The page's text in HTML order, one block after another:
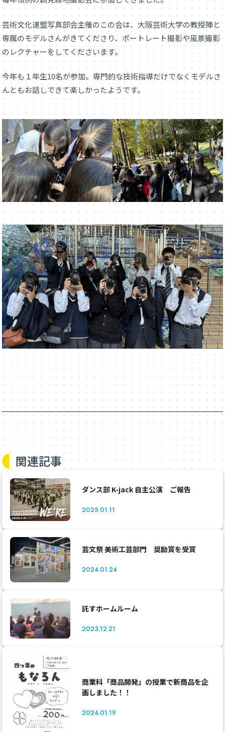
芸術文化連盟写真部会主催のこの会は、大阪芸術大学の教授陣と
専属のモデルさんがきてくださり、ポートレート撮影や風景撮影
のレクチャーをしてくださいます。
今年も１年生10名が参加。専門的な技術指導だけでなくモデルさ
んともお話しできて楽しかったようです。
関連記事
ダンス部 K-jack 自主公演 ご報告
2025.01.11
芸文祭 美術工芸部門 奨励賞を受賞
2024.01.24
託すホームルーム
2023.12.21
商業科「商品開発」の授業で新商品を企
画しました！！
2024.01.19